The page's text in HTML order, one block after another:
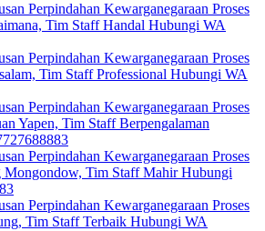
Perpindahan Kewarganegaraan Proses
Tim Staff Handal Hubungi WA
Perpindahan Kewarganegaraan Proses
Tim Staff Professional Hubungi WA
Perpindahan Kewarganegaraan Proses
Yapen, Tim Staff Berpengalaman
Perpindahan Kewarganegaraan Proses
Mongondow, Tim Staff Mahir Hubungi
Perpindahan Kewarganegaraan Proses
Tim Staff Terbaik Hubungi WA